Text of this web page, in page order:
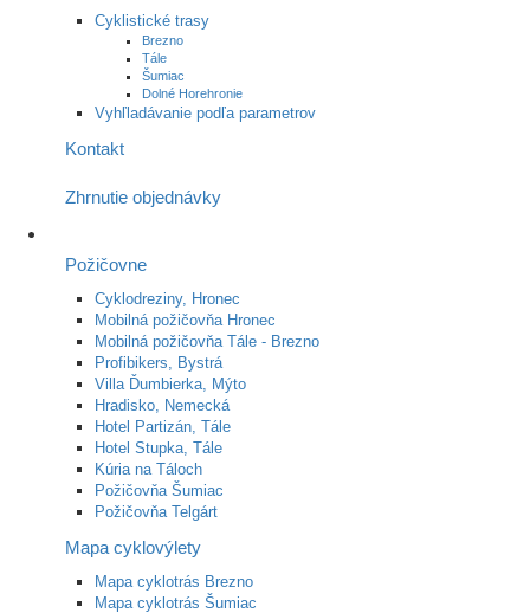
Cyklistické trasy
Brezno
Tále
Šumiac
Dolné Horehronie
Vyhľladávanie podľa parametrov
Kontakt
Zhrnutie objednávky
Požičovne
Cyklodreziny, Hronec
Mobilná požičovňa Hronec
Mobilná požičovňa Tále - Brezno
Profibikers, Bystrá
Villa Ďumbierka, Mýto
Hradisko, Nemecká
Hotel Partizán, Tále
Hotel Stupka, Tále
Kúria na Táloch
Požičovňa Šumiac
Požičovňa Telgárt
Mapa cyklovýlety
Mapa cyklotrás Brezno
Mapa cyklotrás Šumiac